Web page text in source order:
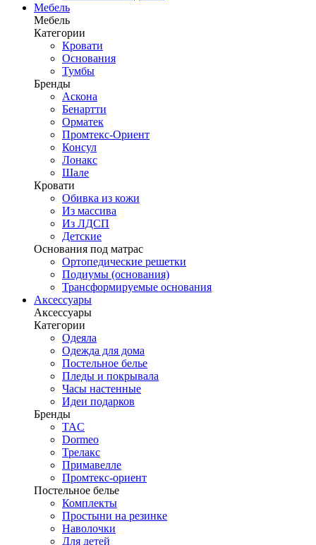
Мебель
Мебель
Категории
Кровати
Основания
Тумбы
Бренды
Аскона
Бенартти
Орматек
Промтекс-Ориент
Консул
Лонакс
Шале
Кровати
Обивка из кожи
Из массива
Из ЛДСП
Детские
Основания под матрас
Ортопедические решетки
Подиумы (основания)
Трансформируемые основания
Аксессуары
Аксессуары
Категории
Одеяла
Одежда для дома
Постельное белье
Пледы и покрывала
Часы настенные
Идеи подарков
Бренды
TAC
Dormeo
Трелакс
Примавелле
Промтекс-ориент
Постельное белье
Комплекты
Простыни на резинке
Наволочки
Для детей